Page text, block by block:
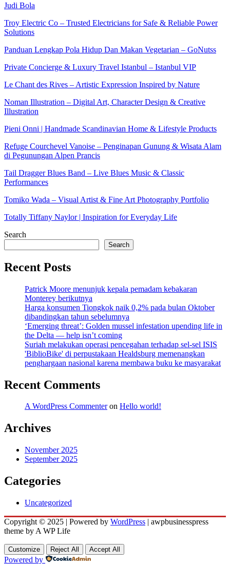
Judi Bola
Troy Electric Co – Trusted Electricians for Safe & Reliable Power
Solutions
Panduan Lengkap Pola Hidup Dan Makan Vegetarian – GoNutss
Private Concierge & Luxury Travel Istanbul – Istanbul VIP
Le Chant des Rives – Artistic Expression Inspired by Nature
Noman Illustration – Digital Art, Character Design & Creative
Illustration
Pieni Onni | Handmade Scandinavian Home & Lifestyle Products
Refuge Courchevel Vanoise – Penginapan Gunung & Wisata Alam
di Pegunungan Alpen Prancis
Tail Dragger Blues Band – Live Blues Music & Classic
Performances
Tomiko Wada – Visual Artist & Fine Art Photography Portfolio
Totally Tiffany Naylor | Inspiration for Everyday Life
Search
Search
Recent Posts
Patrick Moore menunjuk kepala pemadam kebakaran
Monterey berikutnya
Harga konsumen Tiongkok naik 0,2% pada bulan Oktober
dibandingkan tahun sebelumnya
‘Emerging threat’: Golden mussel infestation upending life in
the Delta — help isn’t coming
Suriah melakukan operasi pencegahan terhadap sel-sel ISIS
'BiblioBike' di perpustakaan Healdsburg memenangkan
penghargaan nasional karena membawa buku ke masyarakat
Recent Comments
A WordPress Commenteron Hello world!
Archives
November 2025
September 2025
Categories
Uncategorized
Copyright © 2025 | Powered by WordPress | awpbusinesspress
theme by A WP Life
Customize Reject All Accept All
Powered by